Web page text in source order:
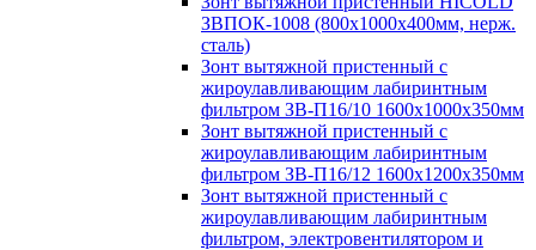
ЗВПОК-1008 (800х1000х400мм, нерж.
сталь)
Зонт вытяжной пристенный с
жироулавливающим лабиринтным
фильтром ЗВ-П16/10 1600х1000х350мм
Зонт вытяжной пристенный с
жироулавливающим лабиринтным
фильтром ЗВ-П16/12 1600х1200х350мм
Зонт вытяжной пристенный с
жироулавливающим лабиринтным
фильтром, электровентилятором и